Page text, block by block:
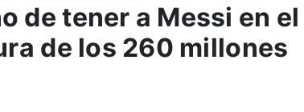
de tener a Messi en el
de los 260 millones